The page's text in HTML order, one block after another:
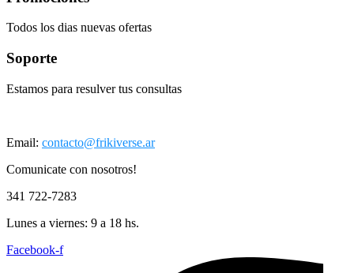
Todos los dias nuevas ofertas
Soporte
Estamos para resulver tus consultas
Email: contacto@frikiverse.ar
Comunicate con nosotros!
341 722-7283
Lunes a viernes: 9 a 18 hs.
Facebook-f